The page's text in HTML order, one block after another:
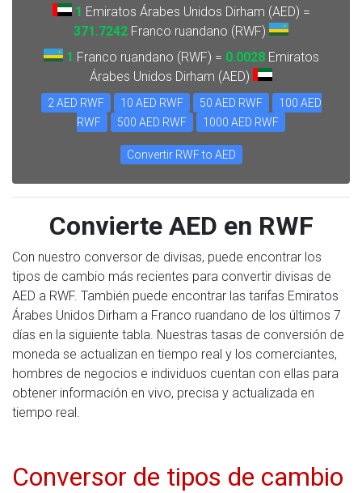
1 Emiratos Árabes Unidos Dirham (AED) =
371.7242 Franco ruandano (RWF)
1 Franco ruandano (RWF) = 0.0028Emiratos
Árabes Unidos Dirham (AED)
2 AED RWF 10 AED RWF 50 AED RWF
100 AED
RWF
500 AED RWF 1000 AED RWF
Convertir RWF to AED
Convierte AED en RWF
Con nuestro conversor de divisas, puede encontrar los
tipos de cambio más recientes para convertir divisas de
AED a RWF. También puede encontrar las tarifas Emiratos
Árabes Unidos Dirham a Franco ruandano de los últimos 7
días en la siguiente tabla. Nuestras tasas de conversión de
moneda se actualizan en tiempo real y los comerciantes,
hombres de negocios e individuos cuentan con ellas para
obtener información en vivo, precisa y actualizada en
tiempo real.
Conversor de tipos de cambio